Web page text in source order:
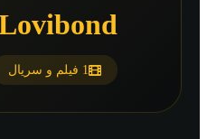
1 فیلم و سریال